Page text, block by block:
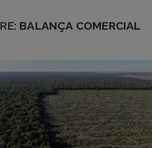
BALANÇA COMERCIAL